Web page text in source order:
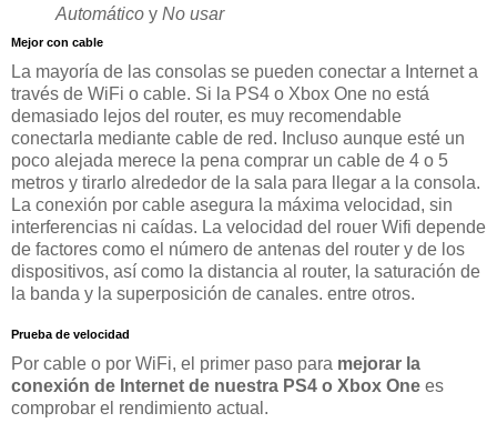
Automáticoy No usar
Mejor con cable
La mayoría de las consolas se pueden conectar a Internet a
través de WiFi o cable. Si la PS4 o Xbox One no está
demasiado lejos del router, es muy recomendable
conectarla mediante cable de red. Incluso aunque esté un
poco alejada merece la pena comprar un cable de 4 o 5
metros y tirarlo alrededor de la sala para llegar a la consola.
La conexión por cable asegura la máxima velocidad, sin
interferencias ni caídas. La velocidad del rouer Wifi depende
de factores como el número de antenas del router y de los
dispositivos, así como la distancia al router, la saturación de
la banda y la superposición de canales. entre otros.
Prueba de velocidad
Por cable o por WiFi, el primer paso para mejorar la
conexión de Internet de nuestra PS4 o Xbox One es
comprobar el rendimiento actual.